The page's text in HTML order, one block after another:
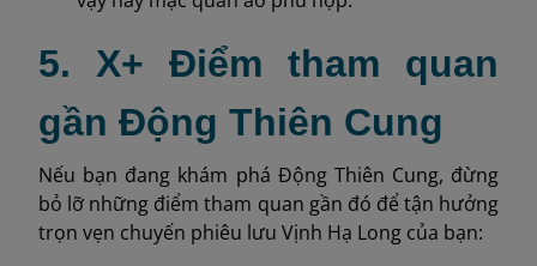
5. X+ Điểm tham quan
gần Động Thiên Cung
Nếu bạn đang khám phá Động Thiên Cung, đừng
bỏ lỡ những điểm tham quan gần đó để tận hưởng
trọn vẹn chuyến phiêu lưu Vịnh Hạ Long của bạn: